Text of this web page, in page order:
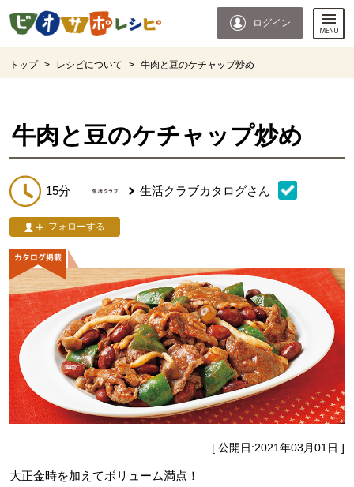
ページの先頭です。
ログイン
トップ > レシピについて > 牛肉と豆のケチャップ炒め
牛肉と豆のケチャップ炒め
15分 生活クラブカタログさん
フォローする
[ 公開日:2021年03月01日 ]
大正金時を加えてボリューム満点！